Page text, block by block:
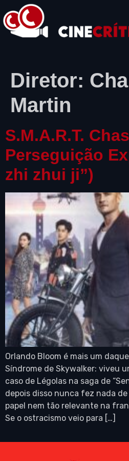
Diretor:
Martin
S.M.A.R.T.
Perseguição
zhi zhui ji”)
Orlando Bloom é mais um
Síndrome de Skywalker: viveu
caso de Légolas na saga de
depois disso nunca fez nada
papel nem tão relevante na
Se o ostracismo veio para […]